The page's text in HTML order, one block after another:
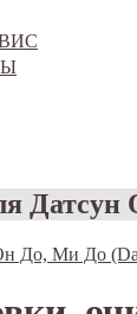
До, Ми До